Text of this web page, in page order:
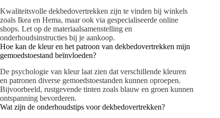
Kwaliteitsvolle dekbedovertrekken zijn te vinden bij winkels
zoals Ikea en Hema, maar ook via gespecialiseerde online
shops. Let op de materiaalsamenstelling en
onderhoudsinstructies bij je aankoop.
Hoe kan de kleur en het patroon van dekbedovertrekken mijn
gemoedstoestand beïnvloeden?
De psychologie van kleur laat zien dat verschillende kleuren
en patronen diverse gemoedstoestanden kunnen oproepen.
Bijvoorbeeld, rustgevende tinten zoals blauw en groen kunnen
ontspanning bevorderen.
Wat zijn de onderhoudstips voor dekbedovertrekken?